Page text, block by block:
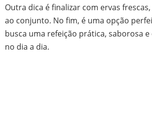
Outra dica é finalizar com ervas
ao conjunto. No fim, é uma opção
busca uma refeição prática, saborosa
no dia a dia.